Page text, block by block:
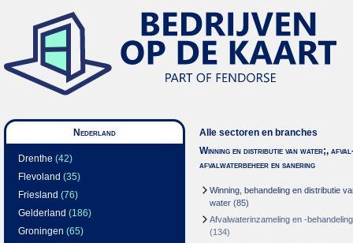
Nederland
Drenthe (42)
Flevoland (35)
Friesland (76)
Gelderland (186)
Groningen (65)
Alle sectoren en branches
Winning en distributie van water;,
afvalwaterbeheer en sanering
Winning, behandeling en distributie
water (85)
Afvalwaterinzameling en -behandeling
(134)